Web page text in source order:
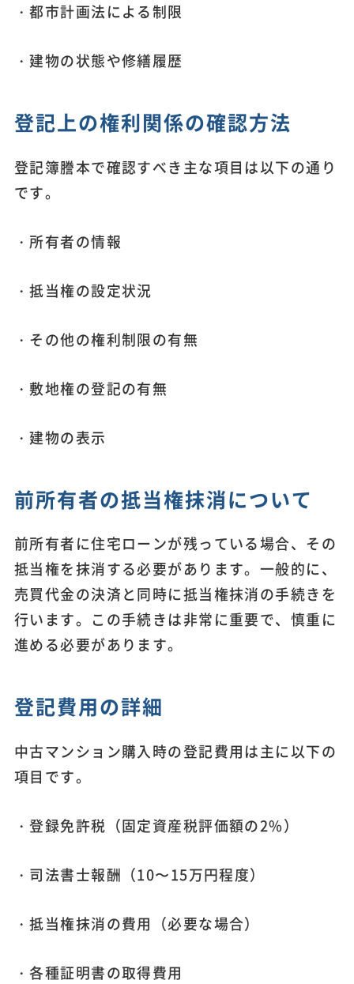
・都市計画法による制限
・建物の状態や修繕履歴
登記上の権利関係の確認方法
登記簿謄本で確認すべき主な項目は以下の通り
です。
・所有者の情報
・抵当権の設定状況
・その他の権利制限の有無
・敷地権の登記の有無
・建物の表示
前所有者の抵当権抹消について
前所有者に住宅ローンが残っている場合、その
抵当権を抹消する必要があります。一般的に、
売買代金の決済と同時に抵当権抹消の手続きを
行います。この手続きは非常に重要で、慎重に
進める必要があります。
登記費用の詳細
中古マンション購入時の登記費用は主に以下の
項目です。
・登録免許税（固定資産税評価額の2%）
・司法書士報酬（10〜15万円程度）
・抵当権抹消の費用（必要な場合）
・各種証明書の取得費用